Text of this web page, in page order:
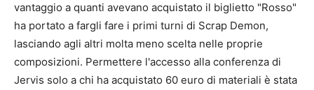
vantaggio a quanti avevano acquistato il biglietto "Rosso"
ha portato a fargli fare i primi turni di Scrap Demon,
lasciando agli altri molta meno scelta nelle proprie
composizioni. Permettere l'accesso alla conferenza di
Jervis solo a chi ha acquistato 60 euro di materiali è stata